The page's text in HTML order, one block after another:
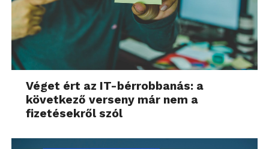
Véget ért az IT-bérrobbanás: a
következő verseny már nem a
fizetésekről szól